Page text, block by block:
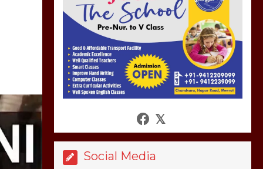
Social Media
अगर रखी गई होली तो होगा
खून खराबा,
March 11, 2025
आखिर क्यों जैनुल
सालीकिन को शहर काजी
नहीं बनने देना चाहते सुने
क्या कहा मौलाना कारी
शफीकुर्रहमान रहमान ने
March 11, 2025